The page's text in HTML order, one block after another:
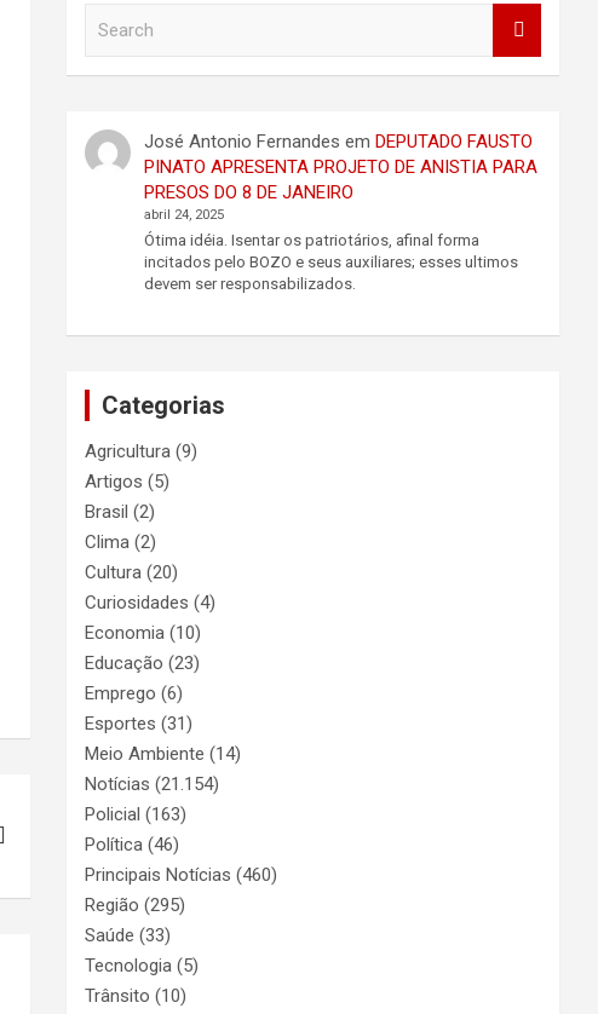
h
José Antonio Fernandes emDEPUTADO FAUSTO
PINATO APRESENTA PROJETO DE ANISTIA PARA
PRESOS DO 8 DE JANEIRO
abril 24, 2025
Ótima idéia. Isentar os patriotários, afinal forma
incitados pelo BOZO e seus auxiliares; esses ultimos
devem ser responsabilizados.
Categorias
Agricultura (9)
Artigos (5)
Brasil (2)
Clima (2)
Cultura (20)
Curiosidades (4)
Economia (10)
Educação (23)
Emprego (6)
Esportes (31)
Meio Ambiente (14)
Notícias (21.154)
Policial (163)
Política (46)
Principais Notícias (460)
Região (295)
Saúde (33)
Tecnologia (5)
Trânsito (10)